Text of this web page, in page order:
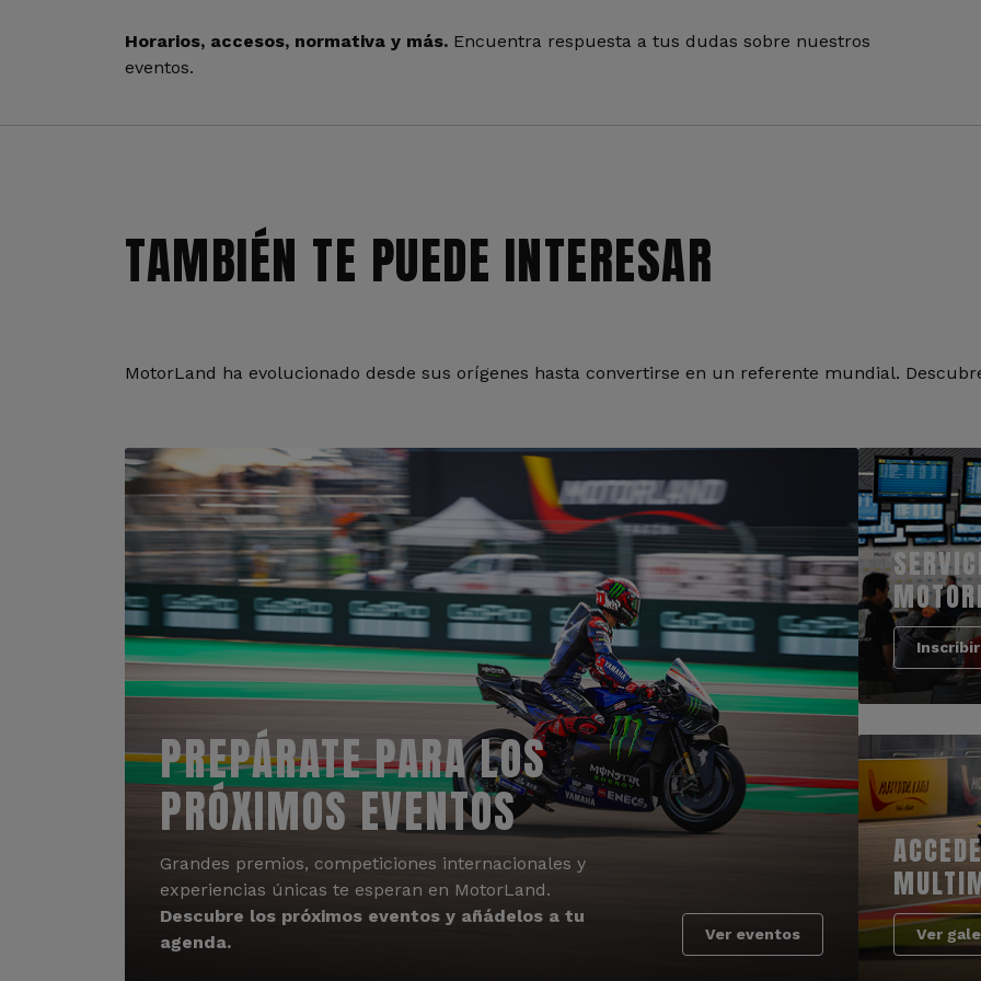
Horarios, accesos, normativa y más. Encuentra respuesta a tus dudas sobre nuestros
eventos.
TAMBIÉN TE PUEDE INTERESAR
MotorLand ha evolucionado desde sus orígenes hasta convertirse en un referente mundial.
PREPÁRATE PARA LOS
PRÓXIMOS EVENTOS
Grandes premios, competiciones internacionales y
experiencias únicas te esperan en MotorLand.
Descubre los próximos eventos y añádelos a tu
agenda.
Ver eventos Ver